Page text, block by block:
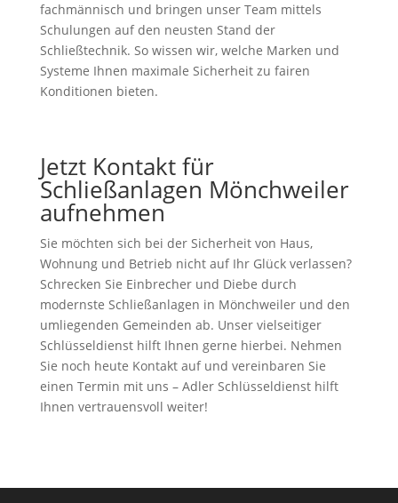
fachmännisch und bringen unser Team mittels
Schulungen auf den neusten Stand der
Schließtechnik. So wissen wir, welche Marken und
Systeme Ihnen maximale Sicherheit zu fairen
Konditionen bieten.
Jetzt Kontakt für
Schließanlagen Mönchweiler
aufnehmen
Sie möchten sich bei der Sicherheit von Haus,
Wohnung und Betrieb nicht auf Ihr Glück verlassen?
Schrecken Sie Einbrecher und Diebe durch
modernste Schließanlagen in Mönchweiler und den
umliegenden Gemeinden ab. Unser vielseitiger
Schlüsseldienst hilft Ihnen gerne hierbei. Nehmen
Sie noch heute Kontakt auf und vereinbaren Sie
einen Termin mit uns – Adler Schlüsseldienst hilft
Ihnen vertrauensvoll weiter!